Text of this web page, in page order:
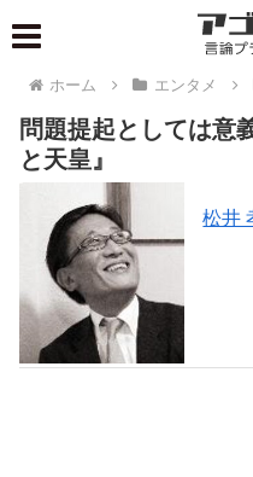
ホーム エンタメ
問題提起としては意
と天皇』
松井